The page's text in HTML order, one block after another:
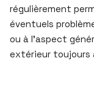
régulièrement
éventuels
ou à l’aspect
extérieur toujours